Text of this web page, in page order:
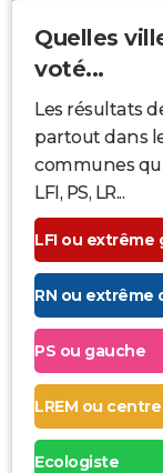
Quelles
voté...
Les résultats
partout dans
communes
LFI, PS, LR...
LFI ou extrême
RN ou extrême
PS ou gauche
LREM ou centre
Ecologiste